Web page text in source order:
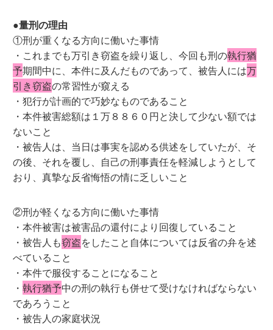
●量刑の理由
①刑が重くなる方向に働いた事情
・これまでも万引き窃盗を繰り返し、今回も刑の執行猶
予期間中に、本件に及んだものであって、被告人には万
引き窃盗の常習性が窺える
・犯行が計画的で巧妙なものであること
・本件被害総額は１万８８６０円と決して少ない額では
ないこと
・被告人は、当日は事実を認める供述をしていたが、そ
の後、それを覆し、自己の刑事責任を軽減しようとして
おり、真摯な反省悔悟の情に乏しいこと
②刑が軽くなる方向に働いた事情
・本件被害は被害品の還付により回復していること
・被告人も窃盗をしたこと自体については反省の弁を述
べていること
・本件で服役することになること
・執行猶予中の刑の執行も併せて受けなければならない
であろうこと
・被告人の家庭状況